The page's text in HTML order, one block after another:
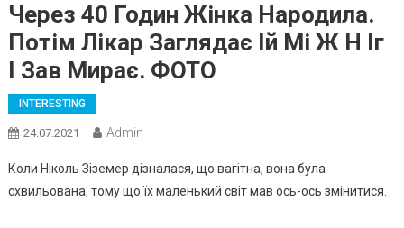
Через 40 Годин Жінка Народила.
Потім Лікар Заглядає Iй Мі Ж Н Іг
I Зав Мирає. ФОТО
INTERESTING
24.07.2021 Admin
Коли Ніколь Зіземер дізналася, що вагітна, вона була
схвильована, тому що їх маленький світ мав ось-ось змінитися.